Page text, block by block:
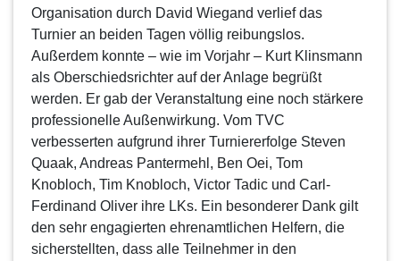
Organisation durch David Wiegand verlief das
Turnier an beiden Tagen völlig reibungslos.
Außerdem konnte – wie im Vorjahr – Kurt Klinsmann
als Oberschiedsrichter auf der Anlage begrüßt
werden. Er gab der Veranstaltung eine noch stärkere
professionelle Außenwirkung. Vom TVC
verbesserten aufgrund ihrer Turniererfolge Steven
Quaak, Andreas Pantermehl, Ben Oei, Tom
Knobloch, Tim Knobloch, Victor Tadic und Carl-
Ferdinand Oliver ihre LKs. Ein besonderer Dank gilt
den sehr engagierten ehrenamtlichen Helfern, die
sicherstellten, dass alle Teilnehmer in den